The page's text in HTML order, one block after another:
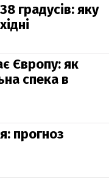
градусів: яку
Європу: як
спека в
прогноз